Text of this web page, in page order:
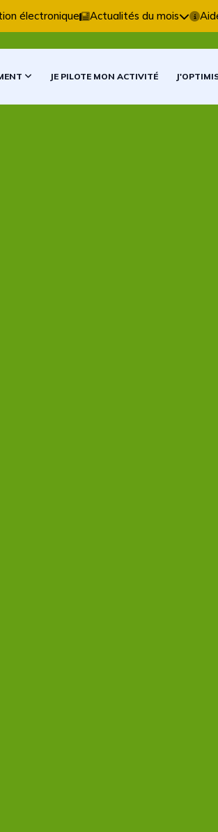
accompagne dans vos décisions
électronique Actualités du mois
JE PILOTE MON ACTIVITÉ